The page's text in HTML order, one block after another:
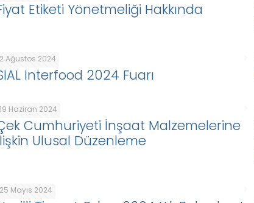
Etiketi Yönetmeliği Hakkında
2 Ağustos 2024
Interfood 2024 Fuarı
19 Haziran 2024
Cumhuriyeti İnşaat Malzemelerine
Ulusal Düzenleme
25 Mayıs 2024